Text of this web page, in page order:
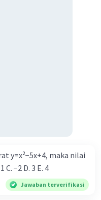
y=x²−5x+4, maka nilai
C. −2 D. 3 E. 4
Jawaban terverifikasi